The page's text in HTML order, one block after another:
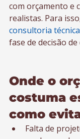
com orçamento e
realistas. Para
consultoria
fase de decisão de
Onde o
costuma
como
Falta de